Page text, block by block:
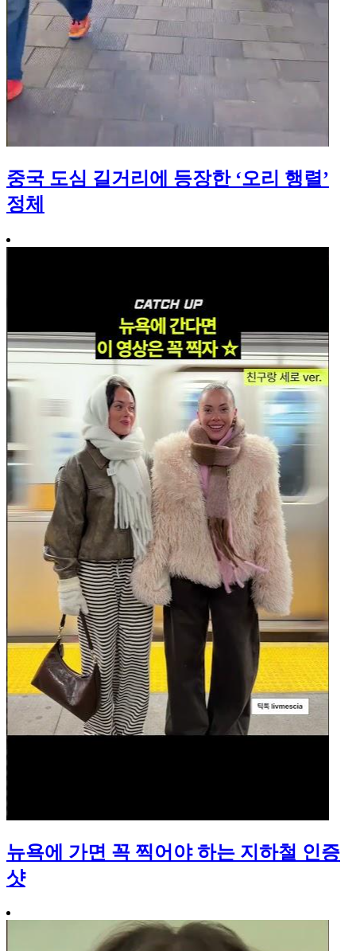
중국 도심 길거리에 등장한 ‘오리 행렬’
정체
뉴욕에 가면 꼭 찍어야 하는 지하철 인증
샷